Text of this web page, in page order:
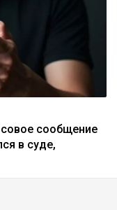
сообщение
в суде,